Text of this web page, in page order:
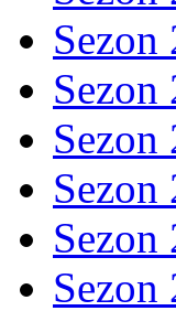
Sezon
Sezon
Sezon
Sezon
Sezon
Sezon